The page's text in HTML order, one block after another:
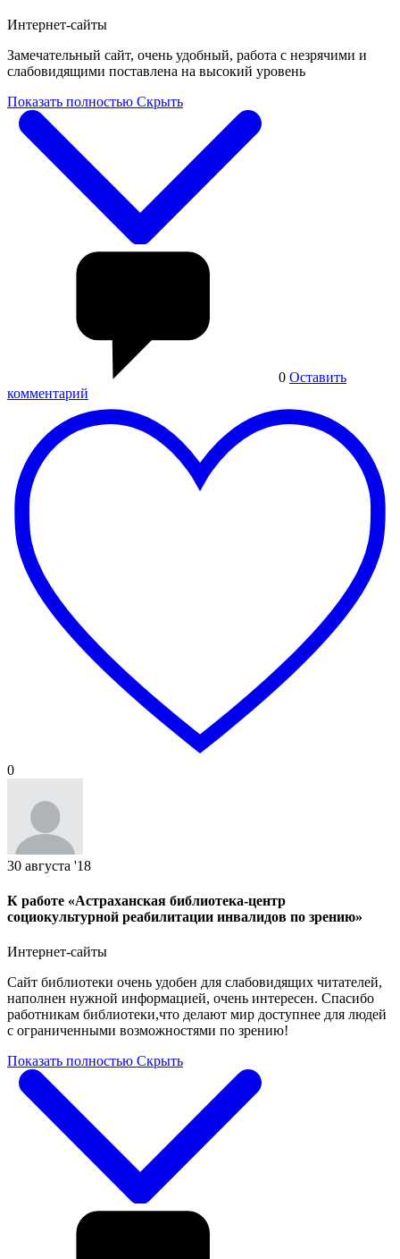
Интернет-сайты
Замечательный сайт, очень удобный, работа с незрячими и
слабовидящими поставлена на высокий уровень
Показать полностью Скрыть
0 Оставить
комментарий
0
30 августа '18
К работе «Астраханская библиотека-центр
социокультурной реабилитации инвалидов по зрению»
Интернет-сайты
Сайт библиотеки очень удобен для слабовидящих читателей,
наполнен нужной информацией, очень интересен. Спасибо
работникам библиотеки,что делают мир доступнее для людей
с ограниченными возможностями по зрению!
Показать полностью Скрыть